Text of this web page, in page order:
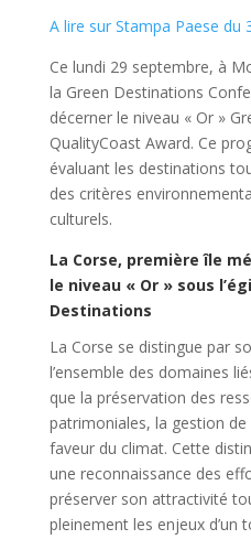
A lire sur Stampa Paese du
Ce lundi 29 septembre, à
la Green Destinations
décerner le niveau « Or »
QualityCoast Award. Ce
évaluant les destinations
des critères
culturels.
La Corse, première île
le niveau « Or » sous
Destinations
La Corse se distingue par
l’ensemble des domaines
que la préservation des
patrimoniales, la gestion de
faveur du climat. Cette
une reconnaissance des
préserver son attractivité
pleinement les enjeux d’un